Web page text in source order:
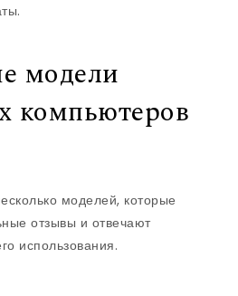
модели
компьютеров
моделей, которые
отзывы и отвечают
использования.